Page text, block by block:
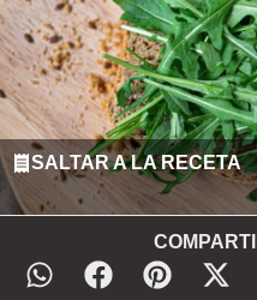
SALTAR A LA RECETA